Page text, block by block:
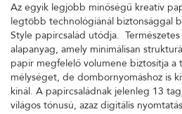
Az egyik legjobb minőségű kreatív
legtöbb technológiánál biztonsággal
Style papírcsalád utódja.
alapanyag, amely minimálisan
papír megfelelő volumene biztosítja
mélységet, de dombornyomáshoz is
kínál. A papírcsaládnak jelenleg 13
világos tónusú, azaz digitális